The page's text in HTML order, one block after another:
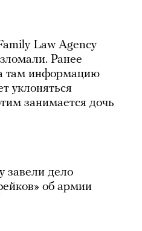
Law Agency
Ранее
там информацию
уклоняться
занимается дочь
завели дело
об армии